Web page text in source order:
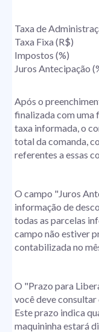
Taxa de
Taxa Fixa (R$)
Impostos (%)
Juros Antecipação
Após o
finalizada com uma
taxa informada, o
total da comanda,
referentes a essas
O campo "Juros
informação de
todas as parcelas
campo não estiver
contabilizada no
O "Prazo para
você deve consultar
Este prazo indica
maquininha estará